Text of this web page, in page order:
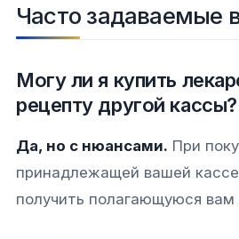
Часто задаваемые
Могу ли я купить
рецепту другой кассы?
Да, но с нюансами. При
принадлежащей вашей
получить полагающуюся вам